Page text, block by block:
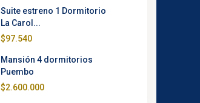
Suite estreno 1 Dormitorio
La Carol...
$97.540
Mansión 4 dormitorios
Puembo
$2.600.000